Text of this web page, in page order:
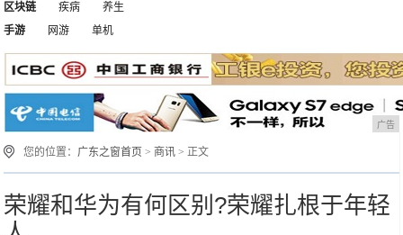
区块链
疾病
养生
手游
网游 单机
广告
您的位置： 广东之窗首页 > 商讯 > 正文
荣耀和华为有何区别?荣耀扎根于年轻